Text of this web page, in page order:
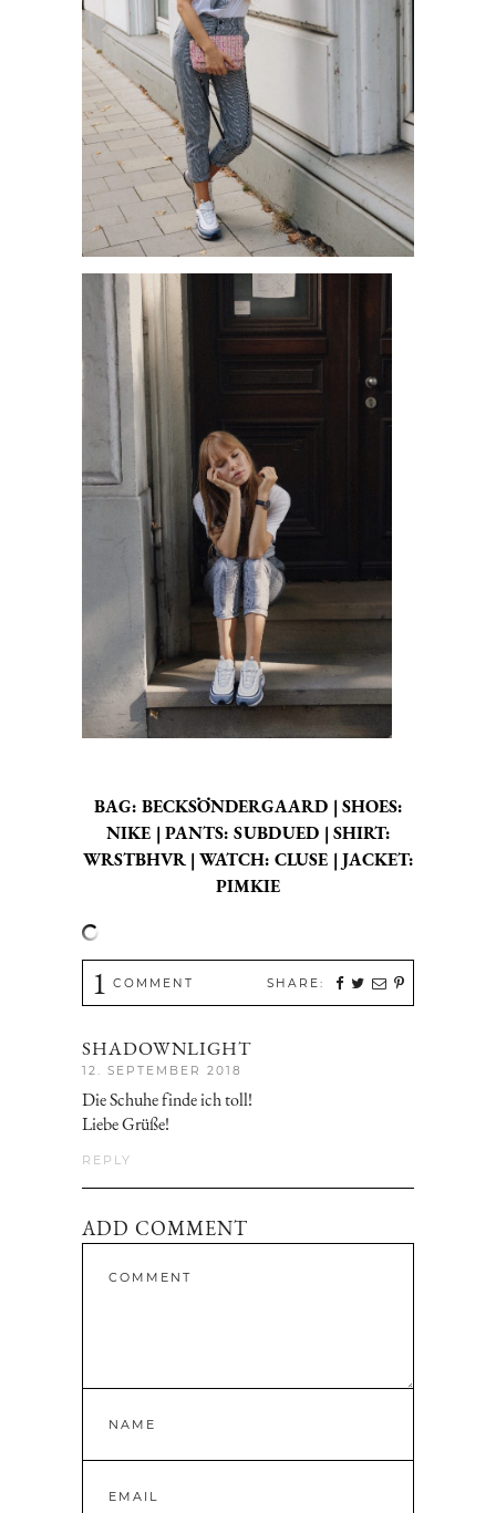
BAG: BECKSÖNDERGAARD | SHOES:
NIKE | PANTS: SUBDUED | SHIRT:
WRSTBHVR| WATCH: CLUSE | JACKET:
PIMKIE
1 COMMENT SHARE:
SHADOWNLIGHT
12. SEPTEMBER 2018
Die Schuhe finde ich toll!
Liebe Grüße!
REPLY
ADD COMMENT